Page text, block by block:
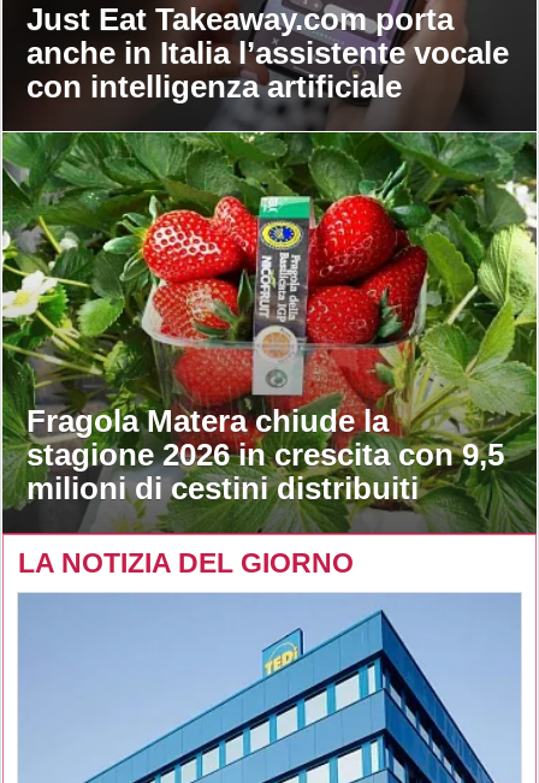
Just Eat Takeaway.com porta
anche in Italia l’assistente vocale
con intelligenza artificiale
Fragola Matera chiude la
stagione 2026 in crescita con 9,5
milioni di cestini distribuiti
LA NOTIZIA DEL GIORNO